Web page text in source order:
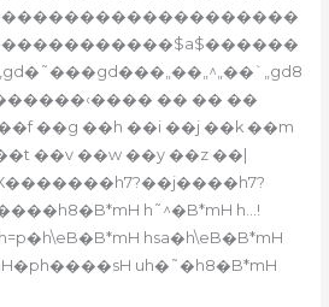
�� �� ��
��g ��h ��i ��j ��k ��m
��v ��w ��y ��z ��|
h˜^�B*mH h…!
h=p�h\eB�B*mH hsa�h\eB�B*mH
uh�˜�h8�B*mH